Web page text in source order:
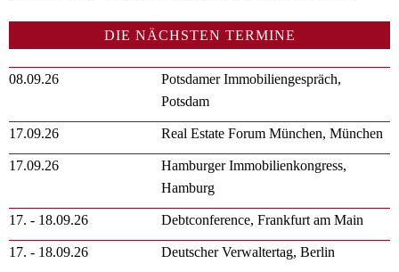
DIE NÄCHSTEN TERMINE
08.09.26
Potsdamer Immobiliengespräch,
Potsdam
17.09.26 Real Estate Forum München, München
17.09.26
Hamburger Immobilienkongress,
Hamburg
17. - 18.09.26 Debtconference, Frankfurt am Main
17. - 18.09.26 Deutscher Verwaltertag, Berlin